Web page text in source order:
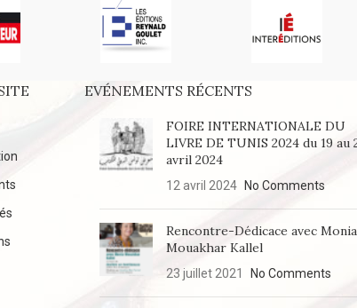
EVÉNEMENTS RÉCENTS
FOIRE INTERNATIONALE DU
LIVRE DE TUNIS 2024 du 19 au
avril 2024
12 avril 2024 No Comments
Rencontre-Dédicace avec Monia
Mouakhar Kallel
23 juillet 2021 No Comments